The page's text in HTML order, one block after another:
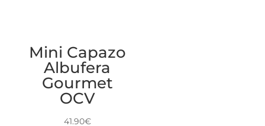
Mini Capazo
Albufera
Gourmet
OCV
41.90€